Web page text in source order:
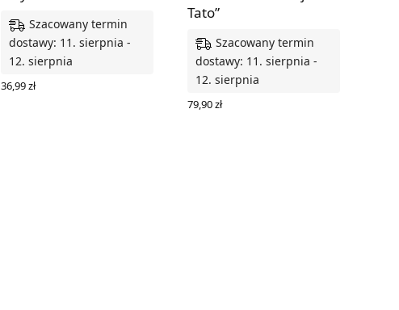
Szacowany termin
dostawy: 11. sierpnia -
12. sierpnia
36,99zł
Tato”
Szacowany termin
dostawy: 11. sierpnia -
12. sierpnia
79,90zł